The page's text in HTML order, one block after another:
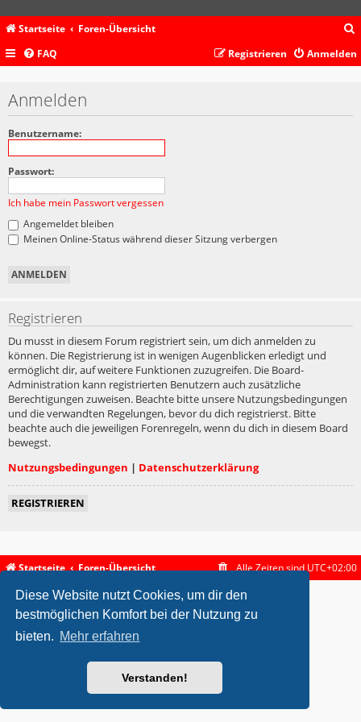
Diese Website nutzt Cookies, um dir den
bestmöglichen Komfort bei der Nutzung zu
bieten. Mehr erfahren
Verstanden!
Startseite Foren-Übersicht
c
FAQ Anmelden
Registrieren
Anmelden
Benutzername:
Passwort:
Ich habe mein Passwort vergessen
Angemeldet bleiben
Meinen Online-Status während dieser Sitzung verbergen
Registrieren
Du musst in diesem Forum registriert sein, um dich anmelden zu
können. Die Registrierung ist in wenigen Augenblicken erledigt und
ermöglicht dir, auf weitere Funktionen zuzugreifen. Die Board-
Administration kann registrierten Benutzern auch zusätzliche
Berechtigungen zuweisen. Beachte bitte unsere Nutzungsbedingungen
und die verwandten Regelungen, bevor du dich registrierst. Bitte
beachte auch die jeweiligen Forenregeln, wenn du dich in diesem Board
bewegst.
Nutzungsbedingungen | Datenschutzerklärung
REGISTRIEREN
Startseite Foren-Übersicht Alle Zeiten sindUTC+02:00
metrolike style byEric SeguinUpdated for phpBB3.2 by
Powered byphpBB ® Forum Software © phpBB Limited
phpBB.de
Datenschutz